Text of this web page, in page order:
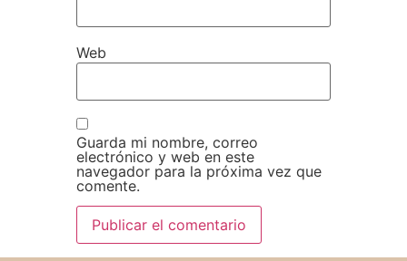
Web
Guarda mi nombre, correo
electrónico y web en este
navegador para la próxima vez que
comente.